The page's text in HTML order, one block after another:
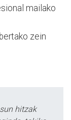
mailako
zein
hitzak